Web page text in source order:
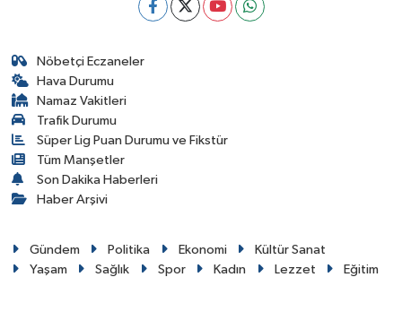
Nöbetçi Eczaneler
Hava Durumu
Namaz Vakitleri
Trafik Durumu
Süper Lig Puan Durumu ve Fikstür
Tüm Manşetler
Son Dakika Haberleri
Haber Arşivi
Gündem Politika Ekonomi
Kültür Sanat
Yaşam
Sağlık Spor Kadın Lezzet Eğitim